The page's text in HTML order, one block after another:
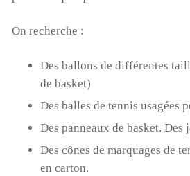
On recherche :
Des ballons de différentes
de basket)
Des balles de tennis usagées
Des panneaux de basket. Des
Des cônes de marquages de
en carton.